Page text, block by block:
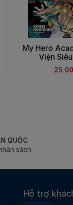
My Hero
Viện
QUỐC
sách
Hỗ trợ